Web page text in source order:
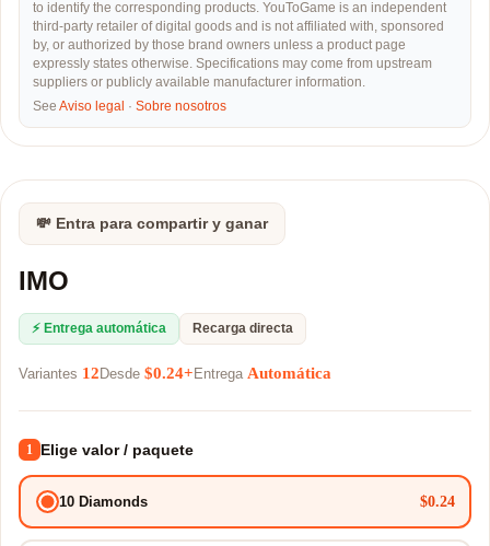
to identify the corresponding products. YouToGame is an independent
third-party retailer of digital goods and is not affiliated with, sponsored
by, or authorized by those brand owners unless a product page
expressly states otherwise. Specifications may come from upstream
suppliers or publicly available manufacturer information.
See Aviso legal · Sobre nosotros
💸 Entra para compartir y ganar
IMO
⚡ Entrega automática Recarga directa
Variantes 12 Desde $0.24+ Entrega Automática
1 Elige valor / paquete
10 Diamonds $0.24